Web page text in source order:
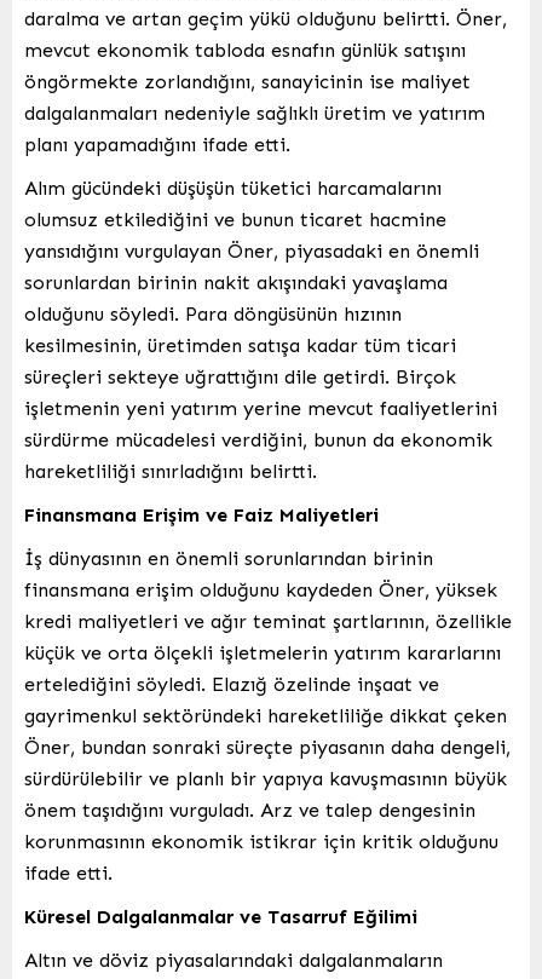
daralma ve artan geçim yükü olduğunu belirtti. Öner,
mevcut ekonomik tabloda esnafın günlük satışını
öngörmekte zorlandığını, sanayicinin ise maliyet
dalgalanmaları nedeniyle sağlıklı üretim ve yatırım
planı yapamadığını ifade etti.
Alım gücündeki düşüşün tüketici harcamalarını
olumsuz etkilediğini ve bunun ticaret hacmine
yansıdığını vurgulayan Öner, piyasadaki en önemli
sorunlardan birinin nakit akışındaki yavaşlama
olduğunu söyledi. Para döngüsünün hızının
kesilmesinin, üretimden satışa kadar tüm ticari
süreçleri sekteye uğrattığını dile getirdi. Birçok
işletmenin yeni yatırım yerine mevcut faaliyetlerini
sürdürme mücadelesi verdiğini, bunun da ekonomik
hareketliliği sınırladığını belirtti.
Finansmana Erişim ve Faiz Maliyetleri
İş dünyasının en önemli sorunlarından birinin
finansmana erişim olduğunu kaydeden Öner, yüksek
kredi maliyetleri ve ağır teminat şartlarının, özellikle
küçük ve orta ölçekli işletmelerin yatırım kararlarını
ertelediğini söyledi. Elazığ özelinde inşaat ve
gayrimenkul sektöründeki hareketliliğe dikkat çeken
Öner, bundan sonraki süreçte piyasanın daha dengeli,
sürdürülebilir ve planlı bir yapıya kavuşmasının büyük
önem taşıdığını vurguladı. Arz ve talep dengesinin
korunmasının ekonomik istikrar için kritik olduğunu
ifade etti.
Küresel Dalgalanmalar ve Tasarruf Eğilimi
Altın ve döviz piyasalarındaki dalgalanmaların